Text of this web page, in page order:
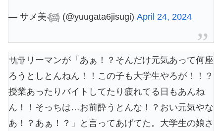
— サメ美𓆉 (@yuugata6jisugi) April 24, 2024
サラリーマンが「あぁ！？そんだけ元気あって何座
ろうとしとんねん！！この子も大学生やろが！！？
授業あったりバイトしてたり疲れてる日もあんね
ん！！そっちは…お前酔うとんな！？おい元気やな
あ！？あぁ！？」と言ってあげてた。大学生の娘さ